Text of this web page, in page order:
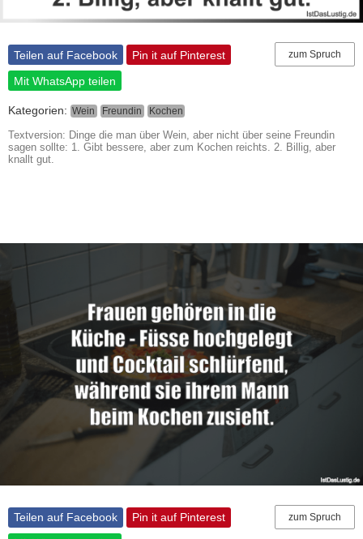
zum Spruch
Teilen auf Facebook
Pin it auf Pinterest
Mit WhatsApp teilen
Kategorien: Wein Freundin Kochen
Textversion: Dinge die man über Wein, aber nicht über seine Freundin
sagen sollte: 1. Gibt bessere, aber zum Kochen reichts. 2. Billig, aber
knallt gut.
zum Spruch
Teilen auf Facebook
Pin it auf Pinterest